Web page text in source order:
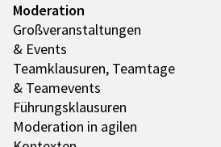
Mode­ra­tion
Groß­ver­an­stal­tun­gen
& Events
Team­klau­su­ren, Team­tage
& Team­e­vents
Führungs­klau­su­ren
Mode­ra­tion in agilen